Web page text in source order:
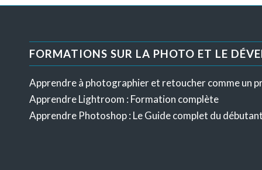
FORMATIONS SUR LA PHOTO ET LE
Apprendre à photographier et retoucher comme un
Apprendre Lightroom : Formation complète
Apprendre Photoshop : Le Guide complet du débutant